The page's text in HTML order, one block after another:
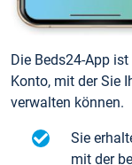
Die Beds24-App
Konto, mit der Sie
verwalten können.
Sie
mit der